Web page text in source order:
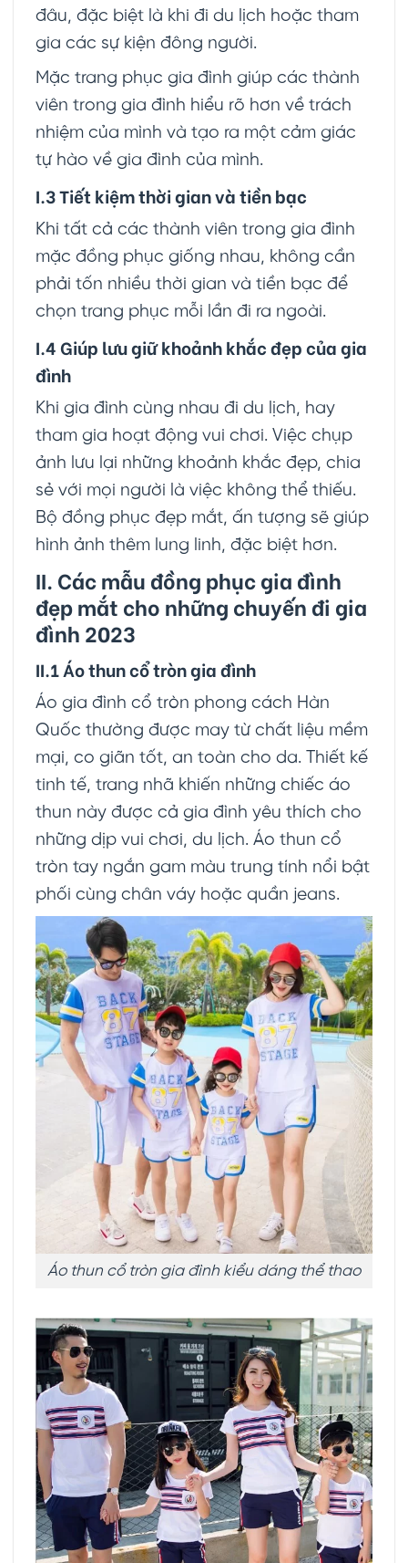
đâu, đặc biệt là khi đi du lịch hoặc tham
gia các sự kiện đông người.
Mặc trang phục gia đình giúp các thành
viên trong gia đình hiểu rõ hơn về trách
nhiệm của mình và tạo ra một cảm giác
tự hào về gia đình của mình.
I.3 Tiết kiệm thời gian và tiền bạc
Khi tất cả các thành viên trong gia đình
mặc đồng phục giống nhau, không cần
phải tốn nhiều thời gian và tiền bạc để
chọn trang phục mỗi lần đi ra ngoài.
I.4 Giúp lưu giữ khoảnh khắc đẹp của gia
đình
Khi gia đình cùng nhau đi du lịch, hay
tham gia hoạt động vui chơi. Việc chụp
ảnh lưu lại những khoảnh khắc đẹp, chia
sẻ với mọi người là việc không thể thiếu.
Bộ đồng phục đẹp mắt, ấn tượng sẽ giúp
hình ảnh thêm lung linh, đặc biệt hơn.
II. Các mẫu đồng phục gia đình
đẹp mắt cho những chuyến đi gia
đình 2023
II.1 Áo thun cổ tròn gia đình
Áo gia đình cổ tròn phong cách Hàn
Quốc thường được may từ chất liệu mềm
mại, co giãn tốt, an toàn cho da. Thiết kế
tinh tế, trang nhã khiến những chiếc áo
thun này được cả gia đình yêu thích cho
những dịp vui chơi, du lịch. Áo thun cổ
tròn tay ngắn gam màu trung tính nổi bật
phối cùng chân váy hoặc quần jeans.
Áo thun cổ tròn gia đình kiểu dáng thể thao